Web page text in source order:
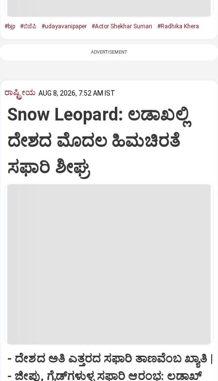
#bjp #ಬಿಜೆಪಿ #udayavanipaper #Actor Shekhar Suman #Radhika Khera
ADVERTISEMENT
ರಾಷ್ಟ್ರೀಯ AUG 8, 2026, 7:52 AM IST
Snow Leopard: ಲಡಾಖಲ್ಲಿ
ದೇಶದ ಮೊದಲ ಹಿಮಚಿರತೆ
ಸಫಾರಿ ಶೀಘ್ರ
- ದೇಶದ ಅತಿ ಎತ್ತರದ ಸಫಾರಿ ತಾಣವೆಂಬ ಖ್ಯಾತಿ |
- ಜೀಪು, ಗೈಡ್‌ಗಳುಳ್ಳ ಸಫಾರಿ ಆರಂಭ: ಲಡಾಖ್